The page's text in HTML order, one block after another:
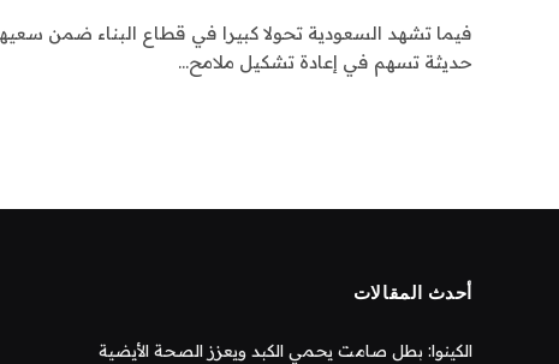
فيما تشهد السعودية تحولا كبيرا في قطاع البناء ضمن
حديثة تسهم في إعادة تشكيل ملامح…
أحدث المقالات
الكينوا: بطل صامت يحمي الكبد ويعزز الصحة الأيضية